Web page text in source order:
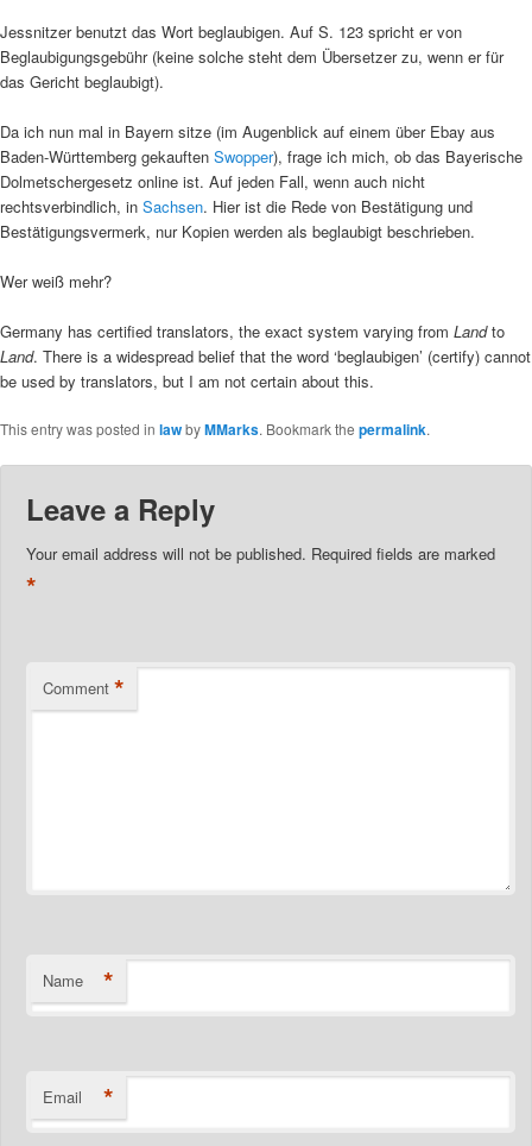
Jessnitzer benutzt das Wort beglaubigen. Auf S. 123 spricht er von
Beglaubigungsgebühr (keine solche steht dem Übersetzer zu, wenn er für
das Gericht beglaubigt).
Da ich nun mal in Bayern sitze (im Augenblick auf einem über Ebay aus
Baden-Württemberg gekauften Swopper), frage ich mich, ob das Bayerische
Dolmetschergesetz online ist. Auf jeden Fall, wenn auch nicht
rechtsverbindlich, in Sachsen. Hier ist die Rede von Bestätigung und
Bestätigungsvermerk, nur Kopien werden als beglaubigt beschrieben.
Wer weiß mehr?
Germany has certified translators, the exact system varying from Landto
Land. There is a widespread belief that the word ‘beglaubigen’ (certify) cannot
be used by translators, but I am not certain about this.
This entry was posted in lawbyMMarks. Bookmark the permalink.
Leave a Reply
Your email address will not be published. Required fields are marked
*
Comment *
Name *
Email *